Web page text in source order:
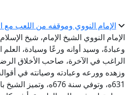
الإمام النووي وموقفه من اللعب مع
الإمام النووي الشيخ الإمام، شيخ
وعبادةً، وسيد أوانه ورعًا وسيادة،
الراغب في الآخرة، صاحب الأخلاق
وزهده وورعه وعبادته وصيانته في
631ه، وتوفي سنة